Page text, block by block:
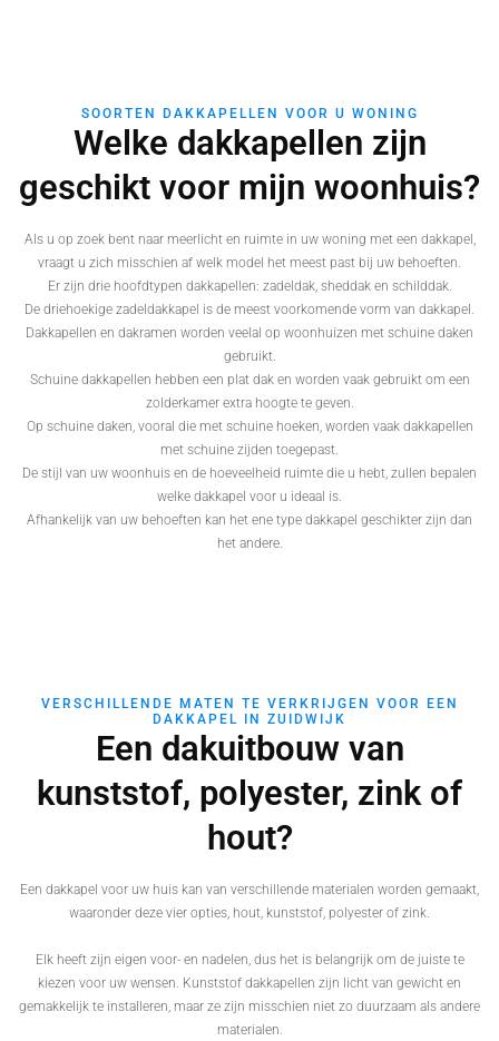
SOORTEN DAKKAPELLEN VOOR U WONING
Welke dakkapellen zijn
geschikt voor mijn woonhuis?
Als u op zoek bent naar meerlicht en ruimte in uw woning met een dakkapel,
vraagt u zich misschien af welk model het meest past bij uw behoeften.
Er zijn drie hoofdtypen dakkapellen: zadeldak, sheddak en schilddak.
De driehoekige zadeldakkapel is de meest voorkomende vorm van dakkapel.
Dakkapellen en dakramen worden veelal op woonhuizen met schuine daken
gebruikt.
Schuine dakkapellen hebben een plat dak en worden vaak gebruikt om een
zolderkamer extra hoogte te geven.
Op schuine daken, vooral die met schuine hoeken, worden vaak dakkapellen
met schuine zijden toegepast.
De stijl van uw woonhuis en de hoeveelheid ruimte die u hebt, zullen bepalen
welke dakkapel voor u ideaal is.
Afhankelijk van uw behoeften kan het ene type dakkapel geschikter zijn dan
het andere.
VERSCHILLENDE MATEN TE VERKRIJGEN VOOR EEN
DAKKAPEL IN ZUIDWIJK
Een dakuitbouw van
kunststof, polyester, zink of
hout?
Een dakkapel voor uw huis kan van verschillende materialen worden gemaakt,
waaronder deze vier opties, hout, kunststof, polyester of zink.
Elk heeft zijn eigen voor- en nadelen, dus het is belangrijk om de juiste te
kiezen voor uw wensen. Kunststof dakkapellen zijn licht van gewicht en
gemakkelijk te installeren, maar ze zijn misschien niet zo duurzaam als andere
materialen.